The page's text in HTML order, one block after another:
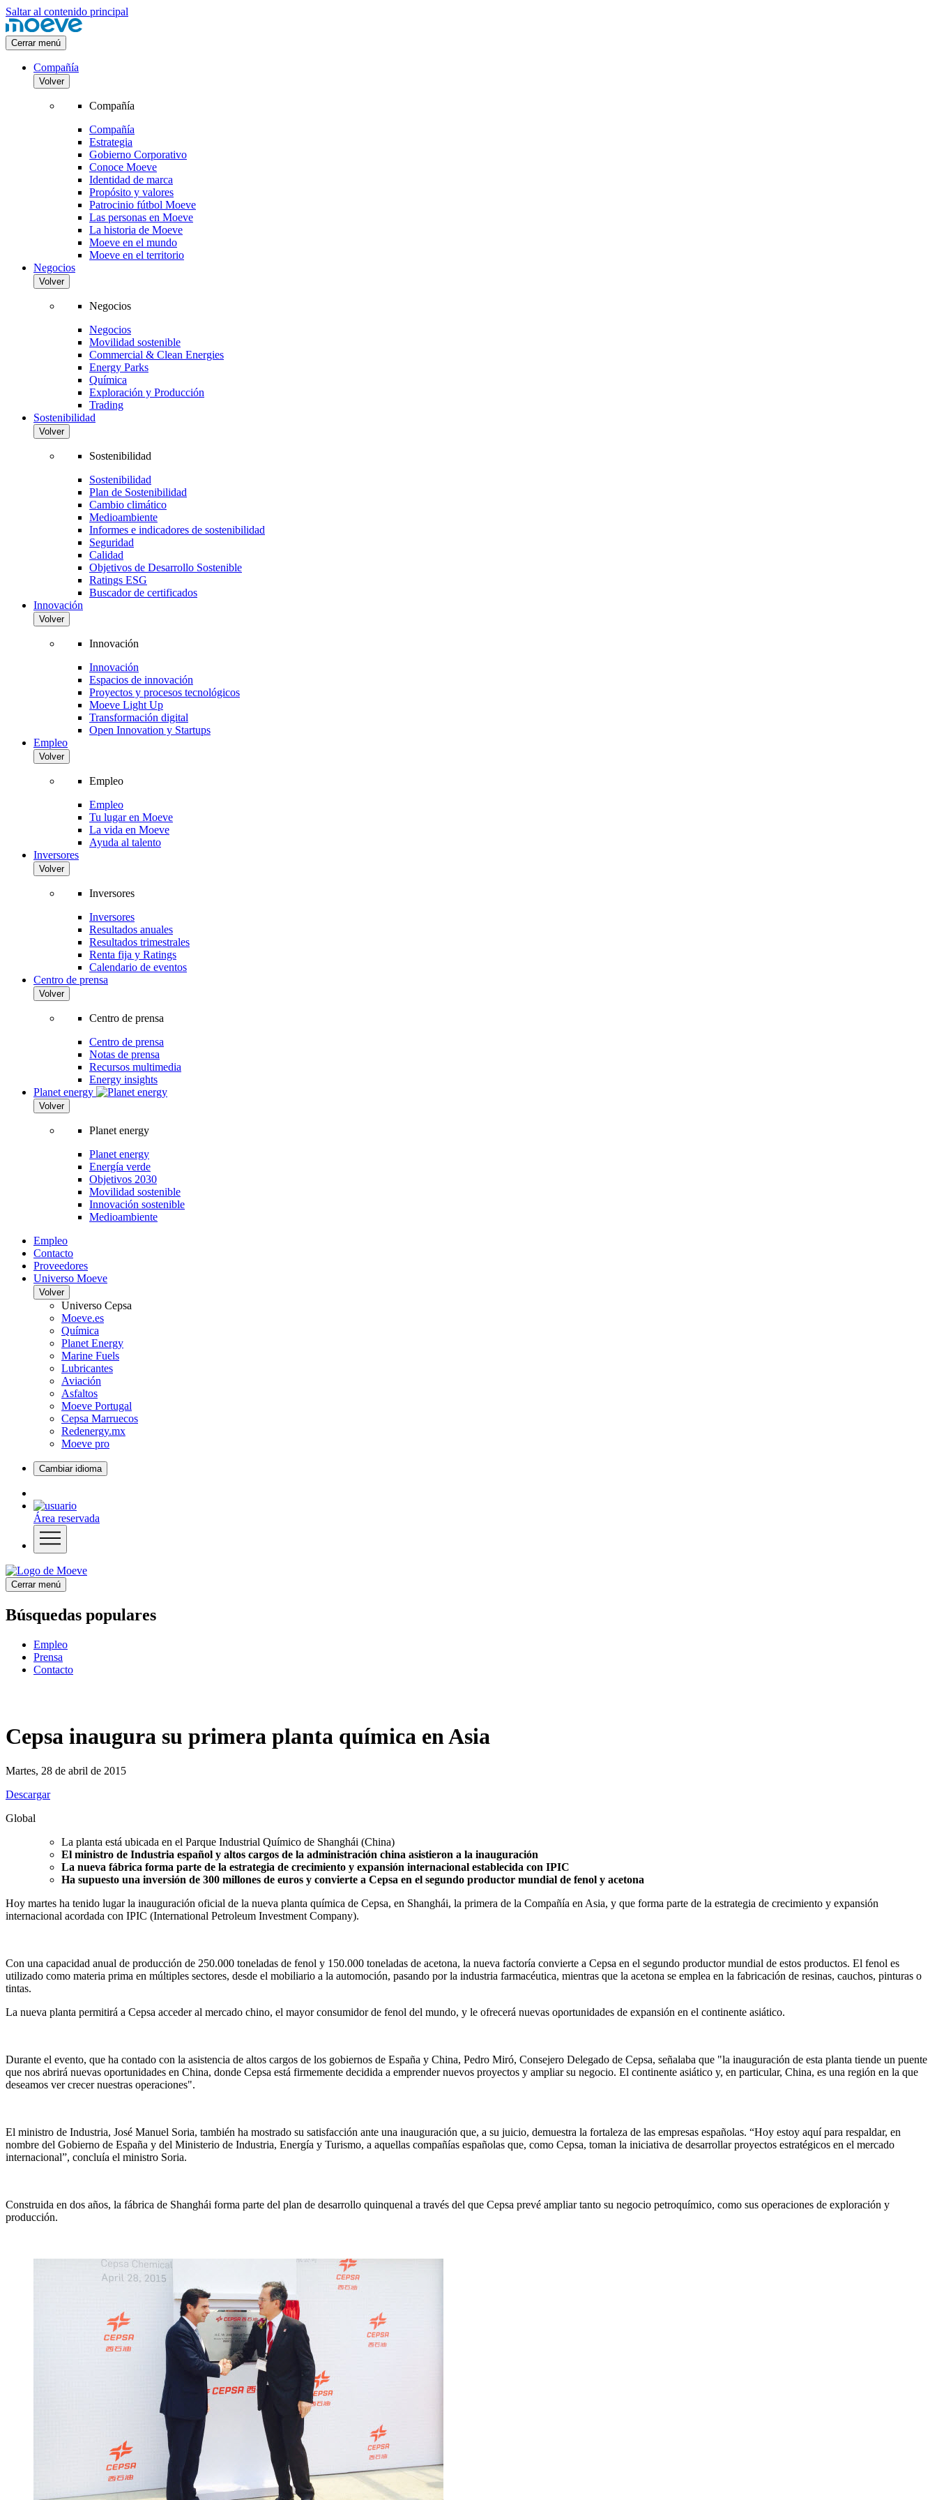
Saltar al contenido principal
Cerrar menú
Compañía
Volver
Compañía
Compañía
Estrategia
Gobierno Corporativo
Conoce Moeve
Identidad de marca
Propósito y valores
Patrocinio fútbol Moeve
Las personas en Moeve
La historia de Moeve
Moeve en el mundo
Moeve en el territorio
Negocios
Volver
Negocios
Negocios
Movilidad sostenible
Commercial & Clean Energies
Energy Parks
Química
Exploración y Producción
Trading
Sostenibilidad
Volver
Sostenibilidad
Sostenibilidad
Plan de Sostenibilidad
Cambio climático
Medioambiente
Informes e indicadores de sostenibilidad
Seguridad
Calidad
Objetivos de Desarrollo Sostenible
Ratings ESG
Buscador de certificados
Innovación
Volver
Innovación
Innovación
Espacios de innovación
Proyectos y procesos tecnológicos
Moeve Light Up
Transformación digital
Open Innovation y Startups
Empleo
Volver
Empleo
Empleo
Tu lugar en Moeve
La vida en Moeve
Ayuda al talento
Inversores
Volver
Inversores
Inversores
Resultados anuales
Resultados trimestrales
Renta fija y Ratings
Calendario de eventos
Centro de prensa
Volver
Centro de prensa
Centro de prensa
Notas de prensa
Recursos multimedia
Energy insights
Planet energy
Volver
Planet energy
Planet energy
Energía verde
Objetivos 2030
Movilidad sostenible
Innovación sostenible
Medioambiente
Empleo
Contacto
Proveedores
Universo Moeve
Volver
Universo Cepsa
Moeve.es
Química
Planet Energy
Marine Fuels
Lubricantes
Aviación
Asfaltos
Moeve Portugal
Cepsa Marruecos
Redenergy.mx
Moeve pro
Cambiar idioma
Área reservada
Cerrar menú
Búsquedas populares
Empleo
Prensa
Contacto
Cepsa inaugura su primera planta química en Asia
Martes, 28 de abril de 2015
Descargar
Global
La planta está ubicada en el Parque Industrial Químico de Shanghái (China)
El ministro de Industria español y altos cargos de la administración china asistieron a la inauguración
La nueva fábrica forma parte de la estrategia de crecimiento y expansión internacional establecida con IPIC
Ha supuesto una inversión de 300 millones de euros y convierte a Cepsa en el segundo productor mundial de fenol y acetona
Hoy martes ha tenido lugar la inauguración oficial de la nueva planta química de Cepsa, en Shanghái, la primera de la Compañía en Asia, y que forma parte de la estrategia de crecimiento y expansión
internacional acordada con IPIC (International Petroleum Investment Company).
Con una capacidad anual de producción de 250.000 toneladas de fenol y 150.000 toneladas de acetona, la nueva factoría convierte a Cepsa en el segundo productor mundial de estos productos. El fenol es
utilizado como materia prima en múltiples sectores, desde el mobiliario a la automoción, pasando por la industria farmacéutica, mientras que la acetona se emplea en la fabricación de resinas, cauchos, pinturas o
tintas.
La nueva planta permitirá a Cepsa acceder al mercado chino, el mayor consumidor de fenol del mundo, y le ofrecerá nuevas oportunidades de expansión en el continente asiático.
Durante el evento, que ha contado con la asistencia de altos cargos de los gobiernos de España y China, Pedro Miró, Consejero Delegado de Cepsa, señalaba que "la inauguración de esta planta tiende un puente
que nos abrirá nuevas oportunidades en China, donde Cepsa está firmemente decidida a emprender nuevos proyectos y ampliar su negocio. El continente asiático y, en particular, China, es una región en la que
deseamos ver crecer nuestras operaciones".
El ministro de Industria, José Manuel Soria, también ha mostrado su satisfacción ante una inauguración que, a su juicio, demuestra la fortaleza de las empresas españolas. “Hoy estoy aquí para respaldar, en
nombre del Gobierno de España y del Ministerio de Industria, Energía y Turismo, a aquellas compañías españolas que, como Cepsa, toman la iniciativa de desarrollar proyectos estratégicos en el mercado
internacional”, concluía el ministro Soria.
Construida en dos años, la fábrica de Shanghái forma parte del plan de desarrollo quinquenal a través del que Cepsa prevé ampliar tanto su negocio petroquímico, como sus operaciones de exploración y
producción.